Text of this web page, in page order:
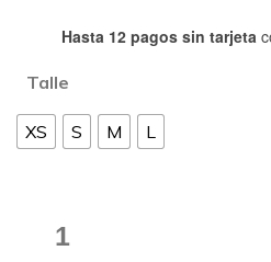
desde
$48,000.00
$65,500.00
Hasta 12 pagos sin tarjeta
Talle
XS S M L
Mesh